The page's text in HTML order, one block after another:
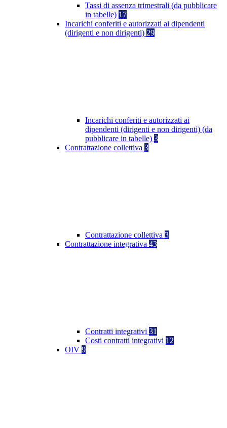
Tassi di assenza trimestrali (da pubblicare
in tabelle) 17
Incarichi conferiti e autorizzati ai dipendenti
(dirigenti e non dirigenti) 29
Incarichi conferiti e autorizzati ai
dipendenti (dirigenti e non dirigenti) (da
pubblicare in tabelle) 3
Contrattazione collettiva 3
Contrattazione collettiva 3
Contrattazione integrativa 43
Contratti integrativi 31
Costi contratti integrativi 12
OIV 9